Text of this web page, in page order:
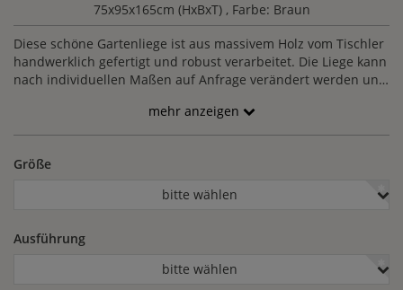
75x95x165cm (HxBxT) , Farbe: Braun
Diese schöne Gartenliege ist aus massivem Holz vom Tischler
handwerklich gefertigt und robust verarbeitet. Die Liege kann
nach individuellen Maßen auf Anfrage verändert werden und
mehr anzeigen
Größe
bitte wählen
Ausführung
bitte wählen